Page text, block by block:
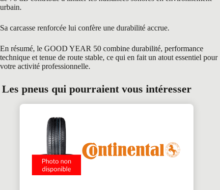
urbain.
Sa carcasse renforcée lui confère une durabilité accrue.
En résumé, le GOOD YEAR 50 combine durabilité, performance
technique et tenue de route stable, ce qui en fait un atout essentiel pour
votre activité professionnelle.
Les pneus qui pourraient vous intéresser